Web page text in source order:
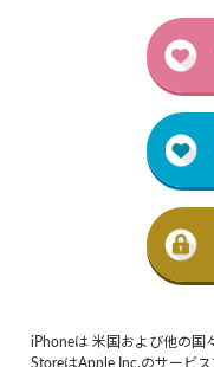
iPhoneは 米国および他の国
StoreはApple Inc.のサービ